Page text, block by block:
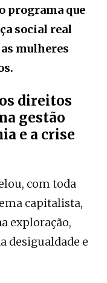
programa que
social real
mulheres
direitos
gestão
e a crise
com toda
capitalista,
exploração,
desigualdade e